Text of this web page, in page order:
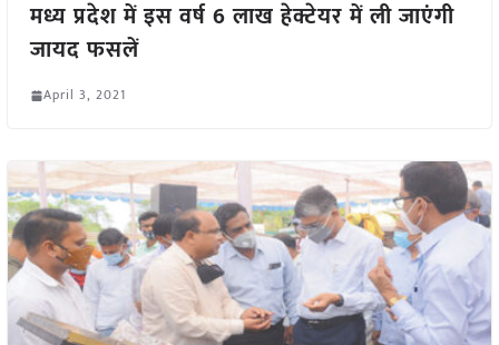
मध्य प्रदेश में इस वर्ष 6 लाख हेक्टेयर में ली जाएंगी
जायद फसलें
April 3, 2021